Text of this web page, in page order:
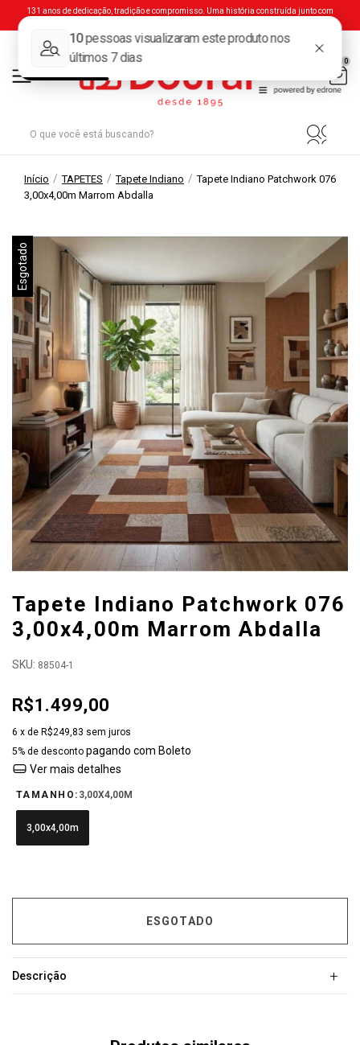
131 anos de dedicação, tradição e compromisso. Uma história construída junto com
0
Início / TAPETES / Tapete Indiano / Tapete Indiano Patchwork 076
3,00x4,00m Marrom Abdalla
Esgotado
Tapete Indiano Patchwork 076
3,00x4,00m Marrom Abdalla
SKU: 88504-1
R$1.499,00
6 x de R$249,83 sem juros
5% de desconto pagando com Boleto
Ver mais detalhes
TAMANHO: 3,00X4,00M
3,00x4,00m
Descrição +